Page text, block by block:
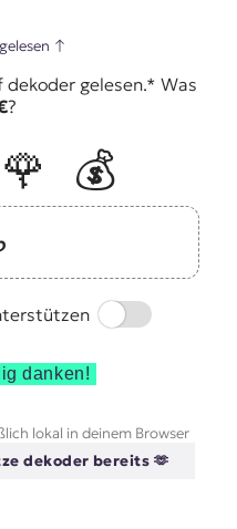
↑
dekoder gelesen.* Was
?
🌹
💰
Switch
danken!
lokal in deinem Browser
dekoder bereits 🫶